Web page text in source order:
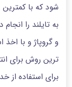
شود که با کمترین
به تایلند را
و گروپاژ و با اخذ
ترین روش برای
برای استفاده از